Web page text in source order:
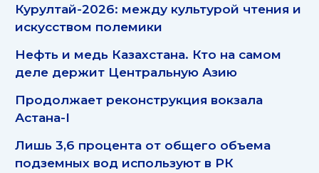
Курултай-2026: между культурой чтения и
искусством полемики
Нефть и медь Казахстана. Кто на самом
деле держит Центральную Азию
Продолжает реконструкция вокзала
Астана-I
Лишь 3,6 процента от общего объема
подземных вод используют в РК